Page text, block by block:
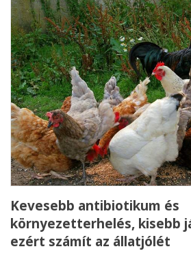
Kevesebb antibiotikum és
környezetterhelés, kisebb
ezért számít az állatjólét